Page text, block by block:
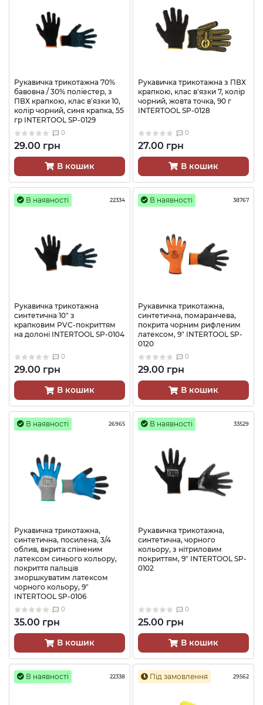
Рукавичка трикотажна 70%
бавовна / 30% поліестер, з
ПВХ крапкою, клас в'язки 10,
колір чорний, синя крапка, 55
гр INTERTOOL SP-0129
0
29.00 грн
В кошик
Рукавичка трикотажна з ПВХ
крапкою, клас в'язки 7, колір
чорний, жовта точка, 90 г
INTERTOOL SP-0128
0
27.00 грн
В кошик
В наявності 22334
Рукавичка трикотажна
синтетична 10" з
крапковим PVC-покриттям
на долоні INTERTOOL SP-0104
0
29.00 грн
В кошик
В наявності 38767
Рукавичка трикотажна,
синтетична, помаранчева,
покрита чорним рифленим
латексом, 9" INTERTOOL SP-
0120
0
29.00 грн
В кошик
В наявності 26965
Рукавичка трикотажна,
синтетична, посилена, 3/4
облив, вкрита спіненим
латексом синього кольору,
покриття пальців
зморшкуватим латексом
чорного кольору, 9"
INTERTOOL SP-0106
0
35.00 грн
В кошик
В наявності 33529
Рукавичка трикотажна,
синтетична, чорного
кольору, з нітриловим
покриттям, 9" INTERTOOL SP-
0102
0
25.00 грн
В кошик
В наявності 22338 Під замовлення 29562